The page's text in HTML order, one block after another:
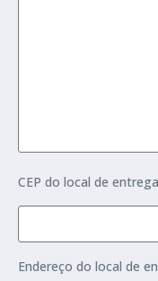
CEP do local de
Endereço do local de